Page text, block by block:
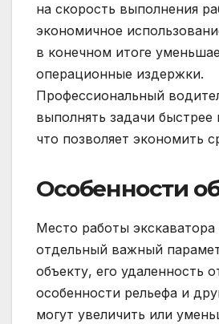
на скорость выполнения
экономичное
в конечном итоге
операционные издержки.
Профессиональный
выполнять задачи быстрее
что позволяет экономить
Особенности
Место работы
отдельный важный
объекту, его удаленность
особенности рельефа и
могут увеличить или